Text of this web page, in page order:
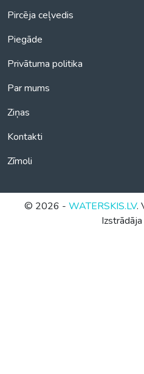
Pircēja ceļvedis
Piegāde
Privātuma politika
Par mums
Ziņas
Kontakti
Zīmoli
© 2026 - WATERSKIS.LV.
Izstrādāja